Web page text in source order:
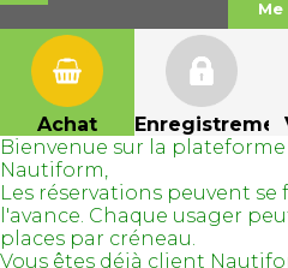
Achat
Bienvenue sur la
Nautiform,
Les réservations peuvent se
l'avance. Chaque usager
places par créneau.
Vous êtes déjà client